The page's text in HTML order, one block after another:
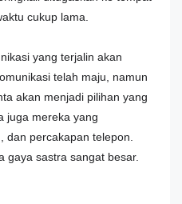
cukup lama.
yang terjalin akan
telah maju, namun
akan menjadi pilihan yang
juga mereka yang
dan percakapan telepon.
gaya sastra sangat besar.